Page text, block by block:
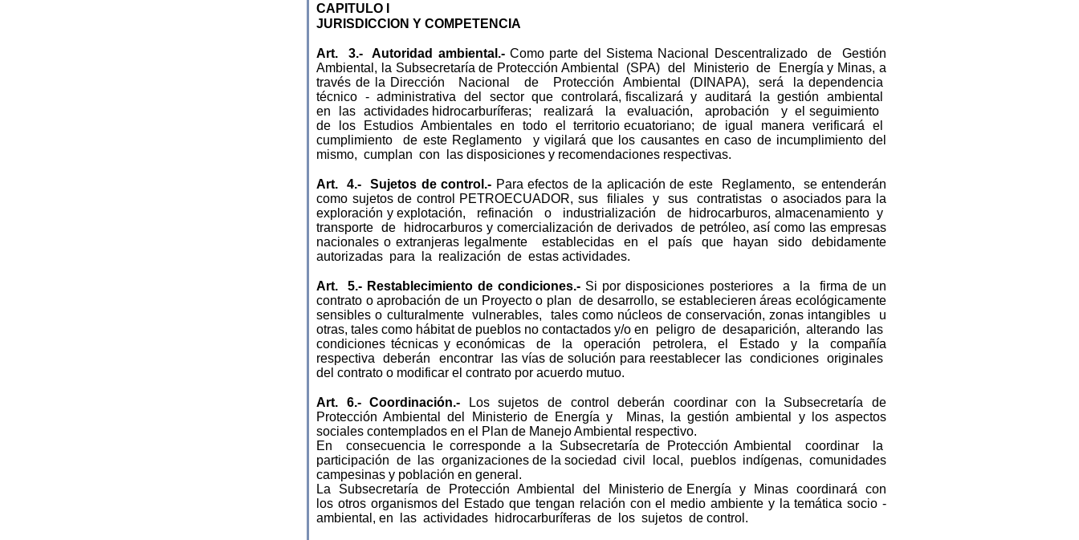
CAPITULO I
JURISDICCION Y COMPETENCIA
Art. 3.- Autoridad ambiental.- Como parte del Sistema Nacional Descentralizado de Gestión
Ambiental, la Subsecretaría de Protección Ambiental (SPA) del Ministerio de Energía y Minas, a
través de la Dirección Nacional de Protección Ambiental (DINAPA), será la dependencia
técnico - administrativa del sector que controlará, fiscalizará y auditará la gestión ambiental
en las actividades hidrocarburíferas; realizará la evaluación, aprobación y el seguimiento
de los Estudios Ambientales en todo el territorio ecuatoriano; de igual manera verificará el
cumplimiento de este Reglamento y vigilará que los causantes en caso de incumplimiento del
mismo, cumplan con las disposiciones y recomendaciones respectivas.
Art. 4.- Sujetos de control.- Para efectos de la aplicación de este Reglamento, se entenderán
como sujetos de control PETROECUADOR, sus filiales y sus contratistas o asociados para la
exploración y explotación, refinación o industrialización de hidrocarburos, almacenamiento y
transporte de hidrocarburos y comercialización de derivados de petróleo, así como las empresas
nacionales o extranjeras legalmente establecidas en el país que hayan sido debidamente
autorizadas para la realización de estas actividades.
Art. 5.- Restablecimiento de condiciones.- Si por disposiciones posteriores a la firma de un
contrato o aprobación de un Proyecto o plan de desarrollo, se establecieren áreas ecológicamente
sensibles o culturalmente vulnerables, tales como núcleos de conservación, zonas intangibles u
otras, tales como hábitat de pueblos no contactados y/o en peligro de desaparición, alterando las
condiciones técnicas y económicas de la operación petrolera, el Estado y la compañía
respectiva deberán encontrar las vías de solución para reestablecer las condiciones originales
del contrato o modificar el contrato por acuerdo mutuo.
Art. 6.- Coordinación.-
Los sujetos de control deberán coordinar con la Subsecretaría de
Protección Ambiental del Ministerio de Energía y Minas, la gestión ambiental y los aspectos
sociales contemplados en el Plan de Manejo Ambiental respectivo.
En consecuencia le corresponde a la Subsecretaría de Protección Ambiental coordinar la
participación de las organizaciones de la sociedad civil local, pueblos indígenas, comunidades
campesinas y población en general.
La Subsecretaría de Protección Ambiental del Ministerio de Energía y Minas coordinará con
los otros organismos del Estado que tengan relación con el medio ambiente y la temática socio -
ambiental, en las actividades hidrocarburíferas de los sujetos de control.